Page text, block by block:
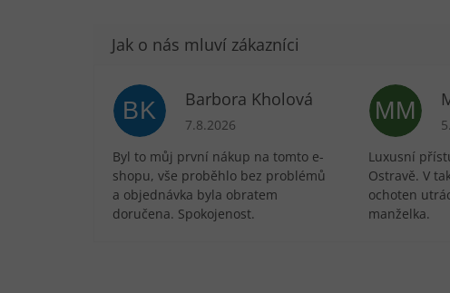
BK Barbora Kholová
Hodnocení obchodu je 5 z 5 hvězdiček.
7.8.2026
Byl to můj první nákup na tomto e-
shopu, vše proběhlo bez problémů
a objednávka byla obratem
doručena. Spokojenost.
MM
Luxusní
Ostravě. V
ochoten
manželka.